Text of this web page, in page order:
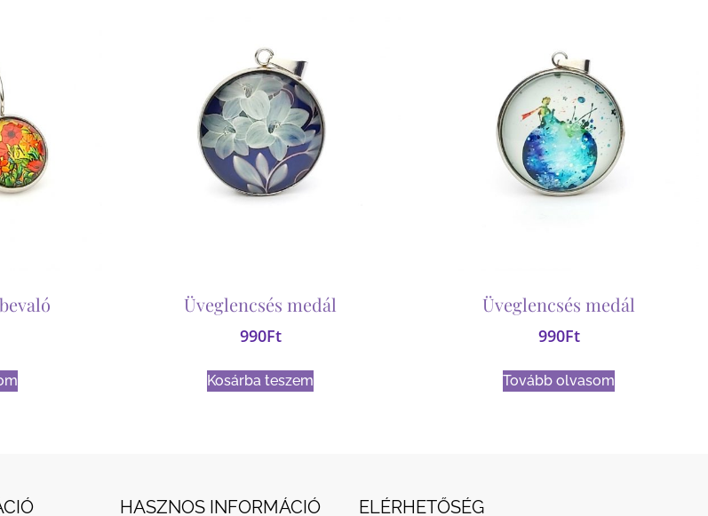
Üveglencsés medál
990Ft
Kosárba teszem
Üveglencsés medál
990Ft
Tovább olvasom
HASZNOS INFORMÁCIÓ ELÉRHETŐSÉG